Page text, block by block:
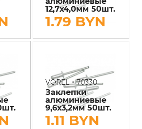
12,7х4,0мм 50шт.
1.79 BYN
VOREL•70330
Заклепки
алюминиевые
9,6х3,2мм 50шт.
1.11 BYN